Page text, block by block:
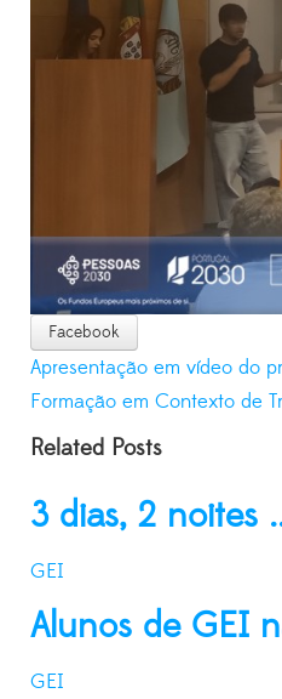
Facebook
Apresentação em vídeo do
Formação em Contexto de
Related Posts
3 dias, 2 noites
GEI
Alunos de GEI
GEI